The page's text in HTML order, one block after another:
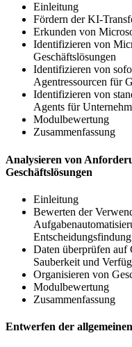
Einleitung
Fördern der KI-
Erkunden von
Identifizieren von
Geschäftslösungen
Identifizieren von
Agentressourcen für
Identifizieren von
Agents für
Modulbewertung
Zusammenfassung
Analysieren von
Geschäftslösungen
Einleitung
Bewerten der
Entscheidungsfindung
Daten überprüfen auf
Sauberkeit und
Organisieren von
Modulbewertung
Zusammenfassung
Entwerfen der